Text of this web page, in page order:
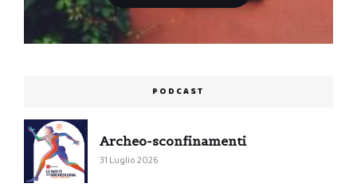
PODCAST
Archeo-sconfinamenti
31 Luglio 2026